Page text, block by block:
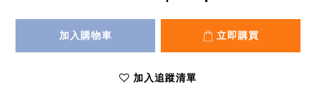
加入購物車 立即購買
加入追蹤清單